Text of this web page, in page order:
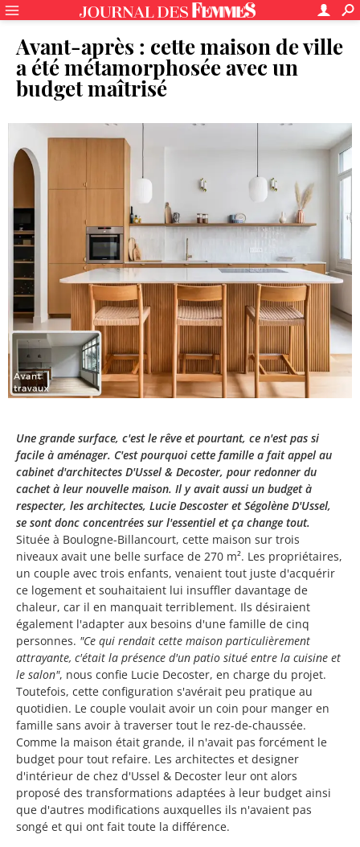
Avant-après : cette maison de ville
a été métamorphosée avec un
budget maîtrisé
Une grande surface, c'est le rêve et pourtant, ce n'est pas si
facile à aménager. C'est pourquoi cette famille a fait appel au
cabinet d'architectes D'Ussel & Decoster, pour redonner du
cachet à leur nouvelle maison. Il y avait aussi un budget à
respecter, les architectes, Lucie Descoster et Ségolène D'Ussel,
se sont donc concentrées sur l'essentiel et ça change tout.
Située à Boulogne-Billancourt, cette maison sur trois
niveaux avait une belle surface de 270 m². Les propriétaires,
un couple avec trois enfants, venaient tout juste d'acquérir
ce logement et souhaitaient lui insuffler davantage de
chaleur, car il en manquait terriblement. Ils désiraient
également l'adapter aux besoins d'une famille de cinq
personnes. "Ce qui rendait cette maison particulièrement
attrayante, c'était la présence d'un patio situé entre la cuisine et
le salon", nous confie Lucie Decoster, en charge du projet.
Toutefois, cette configuration s'avérait peu pratique au
quotidien. Le couple voulait avoir un coin pour manger en
famille sans avoir à traverser tout le rez-de-chaussée.
Comme la maison était grande, il n'avait pas forcément le
budget pour tout refaire. Les architectes et designer
d'intérieur de chez d'Ussel & Decoster leur ont alors
proposé des transformations adaptées à leur budget ainsi
que d'autres modifications auxquelles ils n'avaient pas
songé et qui ont fait toute la différence.